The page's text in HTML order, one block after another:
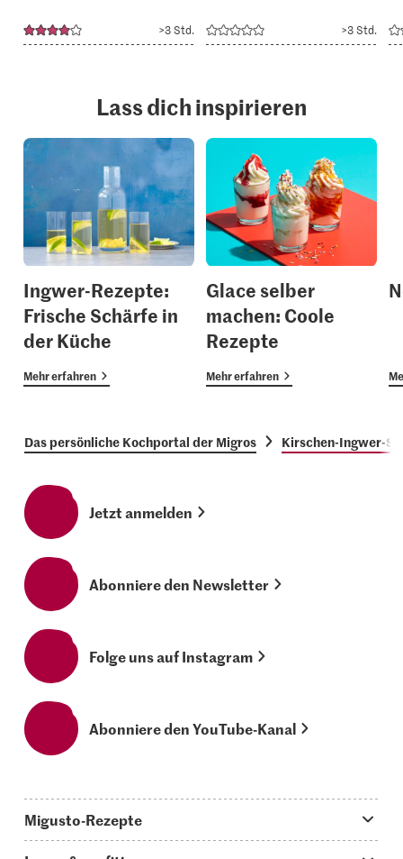
>3 Std. >3 Std.
Lass dich inspirieren
Ingwer-Rezepte:
Frische Schärfe in
der Küche
Mehr erfahren
Glace selber
machen: Coole
Rezepte
Mehr erfahren
Das persönliche Kochportal der Migros Kirschen-Ingwer-
Jetzt anmelden
Abonniere den Newsletter
Folge uns auf Instagram
Abonniere den YouTube-Kanal
Migusto-Rezepte